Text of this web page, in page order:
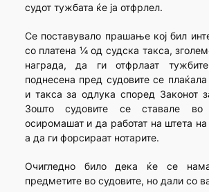
судот тужбата ќе ја отфрлел.
Се поставувало прашање кој бил
со платена ¼ од судска такса,
награда, да ги отфрлаат
поднесена пред судовите се
и такса за одлука според Законот
Зошто судовите се ставале
осиромашат и да работат на штета на
а да ги форсираат нотарите.
Очигледно било дека ќе се
предметите во судовите, но дали со